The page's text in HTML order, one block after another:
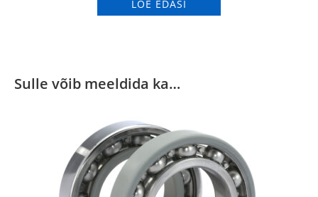
LOE EDASI
Sulle võib meeldida ka…